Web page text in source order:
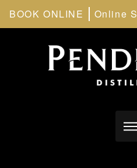
BOOK ONLINE Online